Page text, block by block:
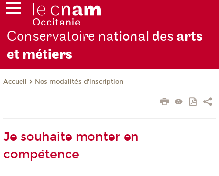
Conservatoire national des arts
et métiers
Accueil Nos modalités d'inscription
Je souhaite monter en
compétence